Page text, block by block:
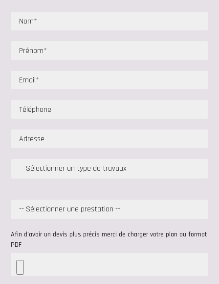
Afin d'avoir un devis plus précis merci de charger votre plan au format
PDF